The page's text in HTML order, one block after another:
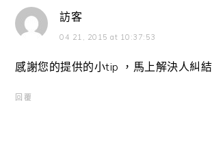
訪客
04 21, 2015 at 10:37:53
感謝您的提供的小tip ，馬上解決人糾
回覆